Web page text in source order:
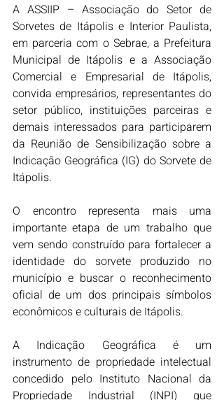
A ASSIIP – Associação do Setor de
Sorvetes de Itápolis e Interior Paulista,
em parceria com o Sebrae, a Prefeitura
Municipal de Itápolis e a Associação
Comercial e Empresarial de Itápolis,
convida empresários, representantes do
setor público, instituições parceiras e
demais interessados para participarem
da Reunião de Sensibilização sobre a
Indicação Geográfica (IG) do Sorvete de
Itápolis.
O encontro representa mais uma
importante etapa de um trabalho que
vem sendo construído para fortalecer a
identidade do sorvete produzido no
município e buscar o reconhecimento
oficial de um dos principais símbolos
econômicos e culturais de Itápolis.
A Indicação Geográfica é um
instrumento de propriedade intelectual
concedido pelo Instituto Nacional da
Propriedade Industrial (INPI) que